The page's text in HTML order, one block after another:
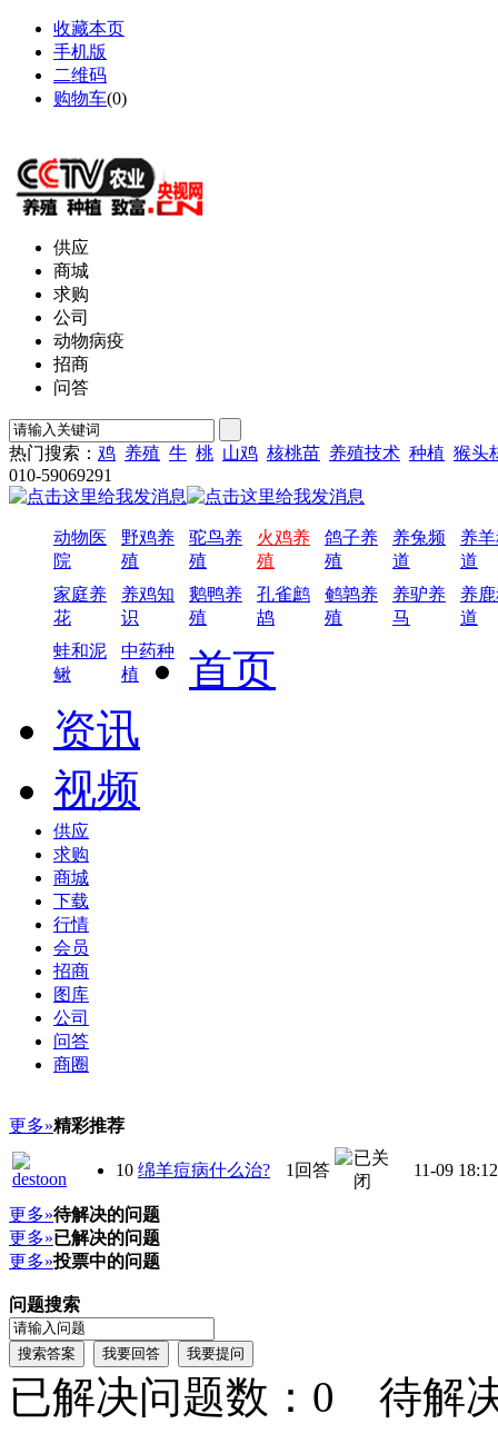
收藏本页
手机版
二维码
购物车(0)
供应
商城
求购
公司
动物病疫
招商
问答
热门搜索： 鸡 养殖 牛 桃 山鸡 核桃苗 养殖技术 种植 猴头
010-59069291
动物医
院
野鸡养
殖
驼鸟养
殖
火鸡养
殖
鸽子养
殖
养兔频
道
养
道
家庭养
花
养鸡知
识
鹅鸭养
殖
孔雀鹧
鸪
鹌鹑养
殖
养驴养
马
养
道
蛙和泥
鳅
中药种
植
首页
资讯
视频
供应
求购
商城
下载
行情
会员
招商
图库
公司
问答
商圈
更多»精彩推荐
10 绵羊痘病什么治? 1回答 11-09 18:12
更多»待解决的问题
更多»已解决的问题
更多»投票中的问题
问题搜索
已解决问题数：0 待解